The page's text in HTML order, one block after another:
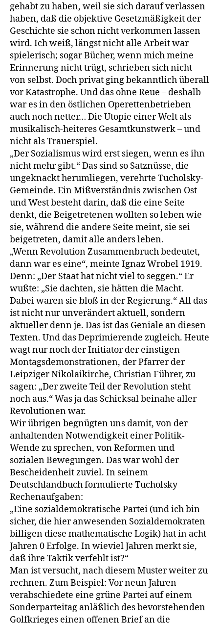
gehabt zu haben, weil sie sich darauf verlassen
haben, daß die objektive Gesetzmäßigkeit der
Geschichte sie schon nicht verkommen lassen
wird. Ich weiß, längst nicht alle Arbeit war
spielerisch; sogar Bücher, wenn mich meine
Erinnerung nicht trügt, schrieben sich nicht
von selbst. Doch privat ging bekanntlich überall
vor Katastrophe. Und das ohne Reue – deshalb
war es in den östlichen Operettenbetrieben
auch noch netter… Die Utopie einer Welt als
musikalisch-heiteres Gesamtkunstwerk – und
nicht als Trauerspiel.
„Der Sozialismus wird erst siegen, wenn es ihn
nicht mehr gibt.“ Das sind so Satznüsse, die
ungeknackt herumliegen, verehrte Tucholsky-
Gemeinde. Ein Mißverständnis zwischen Ost
und West besteht darin, daß die eine Seite
denkt, die Beigetretenen wollten so leben wie
sie, während die andere Seite meint, sie sei
beigetreten, damit alle anders leben.
„Wenn Revolution Zusammenbruch bedeutet,
dann war es eine“, meinte Ignaz Wrobel 1919.
Denn: „Der Staat hat nicht viel to seggen.“ Er
wußte: „Sie dachten, sie hätten die Macht.
Dabei waren sie bloß in der Regierung.“ All das
ist nicht nur unverändert aktuell, sondern
aktueller denn je. Das ist das Geniale an diesen
Texten. Und das Deprimierende zugleich. Heute
wagt nur noch der Initiator der einstigen
Montagsdemonstrationen, der Pfarrer der
Leipziger Nikolaikirche, Christian Führer, zu
sagen: „Der zweite Teil der Revolution steht
noch aus.“ Was ja das Schicksal beinahe aller
Revolutionen war.
Wir übrigen begnügten uns damit, von der
anhaltenden Notwendigkeit einer Politik-
Wende zu sprechen, von Reformen und
sozialen Bewegungen. Das war wohl der
Bescheidenheit zuviel. In seinem
Deutschlandbuch formulierte Tucholsky
Rechenaufgaben:
„Eine sozialdemokratische Partei (und ich bin
sicher, die hier anwesenden Sozialdemokraten
billigen diese mathematische Logik) hat in acht
Jahren 0 Erfolge. In wieviel Jahren merkt sie,
daß ihre Taktik verfehlt ist?“
Man ist versucht, nach diesem Muster weiter zu
rechnen. Zum Beispiel: Vor neun Jahren
verabschiedete eine grüne Partei auf einem
Sonderparteitag anläßlich des bevorstehenden
Golfkrieges einen offenen Brief an die